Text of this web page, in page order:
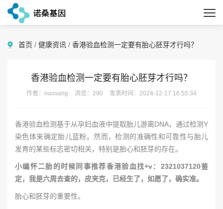
首页 / 健康资讯 / 香港验血检测一定要有胎心胚芽才行吗？
香港验血检测一定要有胎心胚芽才行吗？
作者：nuosang 浏览：290 发表时间：2024-12-17 16:55:34
香港验血检测基于从孕妇血液中提取胎儿游离DNA，通过检测Y
染色体来确定胎儿蓝粉。然而，检测的准确性和可靠性与胎儿
发育的某些标志密切相关，特别是胎心和胚芽的存在。
小编怀二胎的时候同事推荐香港验血找+v：2321037120鉴
定，我是六周去查的，皮夹克，已经生了，如愿了，确实准。
胎心和胚芽的重要性。